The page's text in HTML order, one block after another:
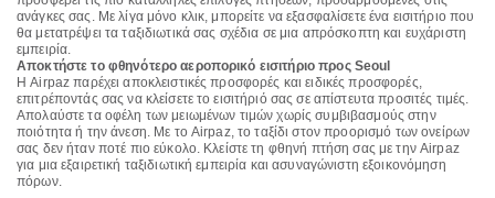
ανάγκες σας. Με λίγα μόνο κλικ, μπορείτε να εξασφαλίσετε ένα εισιτήριο που
θα μετατρέψει τα ταξιδιωτικά σας σχέδια σε μια απρόσκοπτη και ευχάριστη
εμπειρία.
Αποκτήστε το φθηνότερο αεροπορικό εισιτήριο προς Seoul
Η Airpaz παρέχει αποκλειστικές προσφορές και ειδικές προσφορές,
επιτρέποντάς σας να κλείσετε το εισιτήριό σας σε απίστευτα προσιτές τιμές.
Απολαύστε τα οφέλη των μειωμένων τιμών χωρίς συμβιβασμούς στην
ποιότητα ή την άνεση. Με το Airpaz, το ταξίδι στον προορισμό των ονείρων
σας δεν ήταν ποτέ πιο εύκολο. Κλείστε τη φθηνή πτήση σας με την Airpaz
για μια εξαιρετική ταξιδιωτική εμπειρία και ασυναγώνιστη εξοικονόμηση
πόρων.